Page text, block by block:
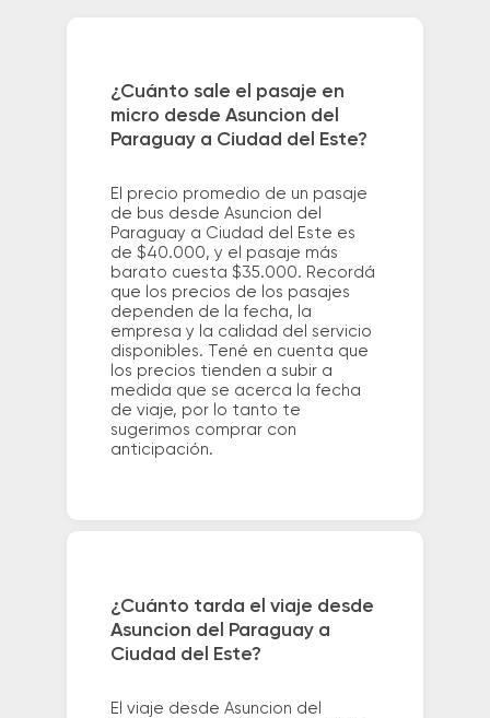
¿Cuánto sale el pasaje en
micro desde Asuncion del
Paraguay a Ciudad del Este?
El precio promedio de un pasaje
de bus desde Asuncion del
Paraguay a Ciudad del Este es
de $40.000, y el pasaje más
barato cuesta $35.000. Recordá
que los precios de los pasajes
dependen de la fecha, la
empresa y la calidad del servicio
disponibles. Tené en cuenta que
los precios tienden a subir a
medida que se acerca la fecha
de viaje, por lo tanto te
sugerimos comprar con
anticipación.
¿Cuánto tarda el viaje desde
Asuncion del Paraguay a
Ciudad del Este?
El viaje desde Asuncion del